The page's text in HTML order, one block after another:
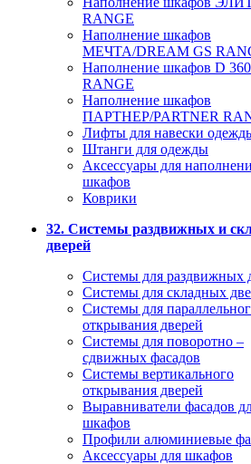
RANGE
Наполнение шкафов
МЕЧТА/DREAM GS
Наполнение шкафов D
RANGE
Наполнение шкафов
ПАРТНЕР/PARTNER
Лифты для навески
Штанги для одежды
Аксессуары для
шкафов
Коврики
32. Системы раздвижных и
дверей
Системы для раздвижных
Системы для складных
Системы для
открывания дверей
Системы для поворотно –
сдвижных фасадов
Системы вертикального
открывания дверей
Выравниватели фасадов
шкафов
Профили алюминиевые
Аксессуары для шкафов